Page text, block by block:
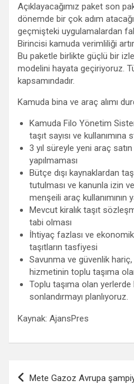
Açıklayacağımız paket son
dönemde bir çok adım
geçmişteki uygulamalardan
Birincisi kamuda verimliliği
Bu paketle birlikte güçlü bir
modelini hayata geçiriyoruz.
kapsamındadır.
Kamuda bina ve araç alımı
Kamuda Filo Yönetim
taşıt sayısı ve
3 yıl süreyle yeni araç
yapılmaması
Bütçe dışı kaynaklardan
tutulması ve kanunla izin
menşeili araç kullanımının
Mevcut kiralık taşıt
tabi olması
İhtiyaç fazlası ve
taşıtların tasfiyesi
Savunma ve güvenlik
hizmetinin toplu taşıma
Toplu taşıma olan
sonlandırmayı planlıyoruz.
Kaynak: AjansPres
Yazı
Mete Gazoz Avrupa